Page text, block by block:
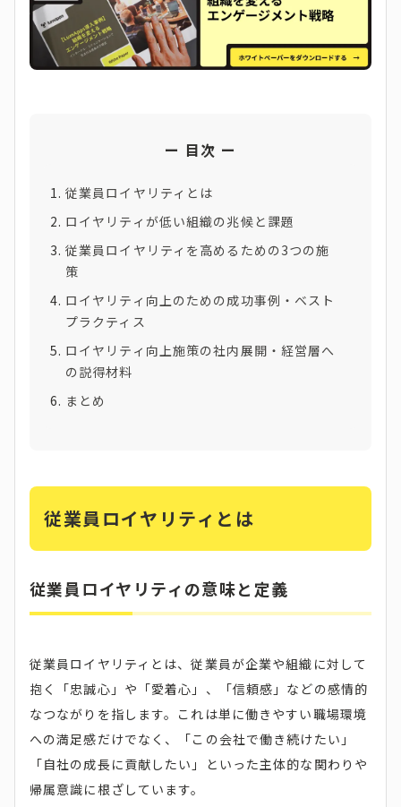
目次
従業員ロイヤリティとは
ロイヤリティが低い組織の兆候と課題
従業員ロイヤリティを高めるための3つの施
策
ロイヤリティ向上のための成功事例・ベスト
プラクティス
ロイヤリティ向上施策の社内展開・経営層へ
の説得材料
まとめ
従業員ロイヤリティとは
従業員ロイヤリティの意味と定義
従業員ロイヤリティとは、従業員が企業や組織に対して
抱く「忠誠心」や「愛着心」、「信頼感」などの感情的
なつながりを指します。これは単に働きやすい職場環境
への満足感だけでなく、「この会社で働き続けたい」
「自社の成長に貢献したい」といった主体的な関わりや
帰属意識に根ざしています。